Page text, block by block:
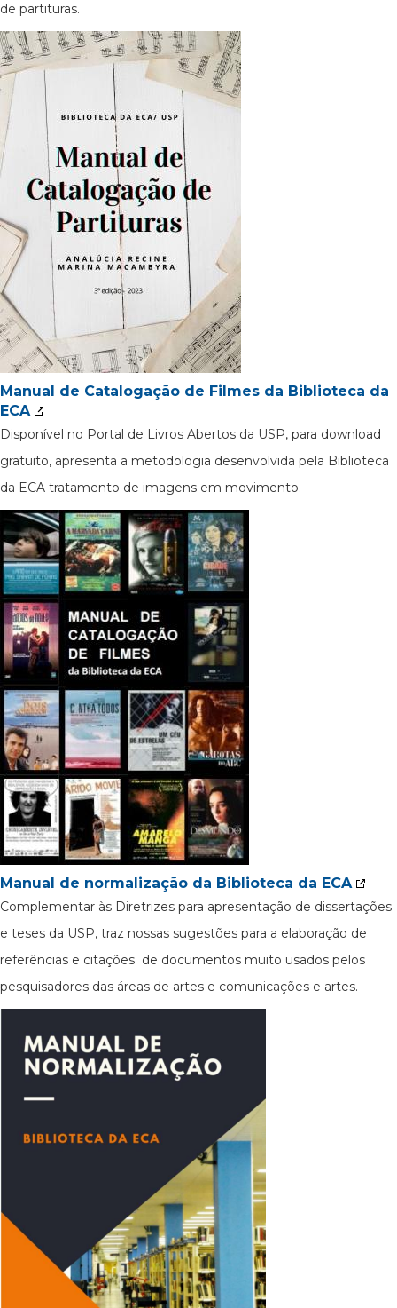
de partituras.
Manual de Catalogação de Filmes da Biblioteca da
ECA
Disponível no Portal de Livros Abertos da USP, para download
gratuito, apresenta a metodologia desenvolvida pela Biblioteca
da ECA tratamento de imagens em movimento.
Manual de normalização da Biblioteca da ECA
Complementar às Diretrizes para apresentação de dissertações
e teses da USP, traz nossas sugestões para a elaboração de
referências e citações de documentos muito usados pelos
pesquisadores das áreas de artes e comunicações e artes.